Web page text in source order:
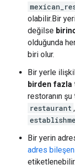
olabilir.Bir
değilse
olduğunda
biri olur.
Bir yerle
birden fazla
restoranın şu
restaurant ,
Bir yerin
adres